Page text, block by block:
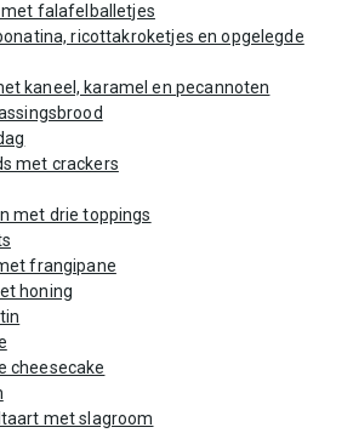
falafelballetjes
ricottakroketjes en opgelegde
kaneel, karamel en pecannoten
met crackers
met drie toppings
frangipane
honing
cheesecake
met slagroom